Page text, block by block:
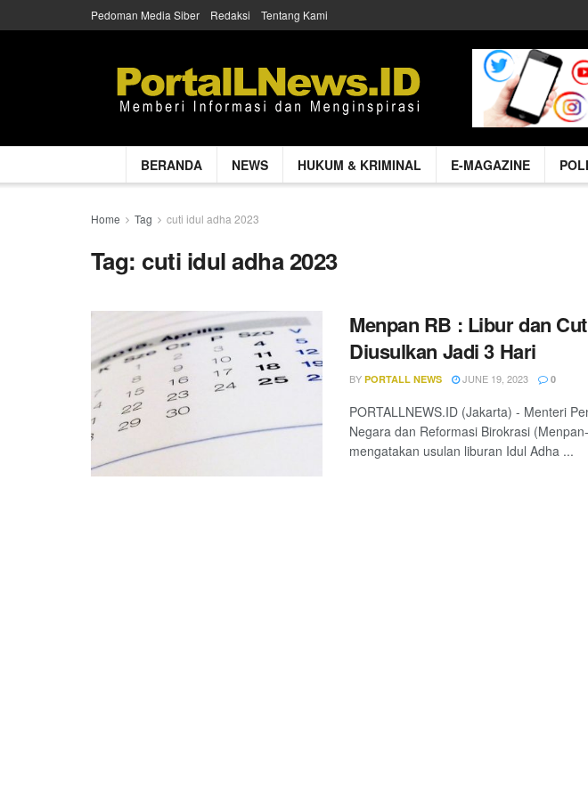
Pedoman Media Siber Redaksi Tentang Kami
BERANDA NEWS HUKUM & KRIMINAL E-MAGAZINE
Home Tag cuti idul adha 2023
Tag: cuti idul adha 2023
Menpan RB : Libur dan
Diusulkan Jadi 3 Hari
BY PORTALL NEWS JUNE 19, 2023 0
PORTALLNEWS.ID (Jakarta) - Menteri
Negara dan Reformasi Birokrasi
mengatakan usulan liburan Idul Adha ...